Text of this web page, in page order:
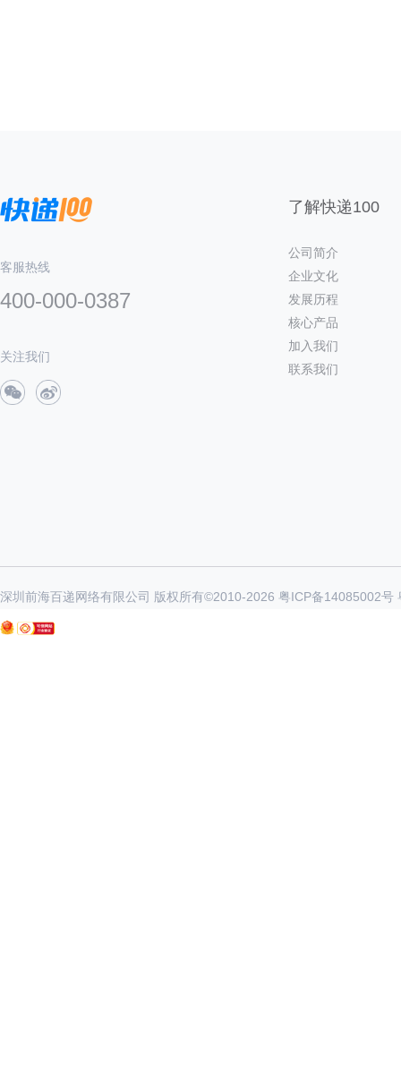
客服热线
400-000-0387
关注我们
了解快递100
公司简介
企业文化
发展历程
核心产品
加入我们
联系我们
深圳前海百递网络有限公司 版权所有©2010-2026 粤ICP备14085002号